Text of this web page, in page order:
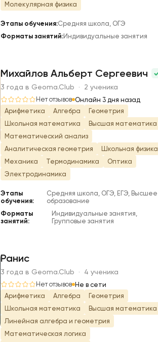
Молекулярная физика
Этапы обучения:Средняя школа, ОГЭ
Форматы занятий:Индивидуальные занятия
Михайлов Альберт Сергеевич
3 года в Geoma.Club · 2 ученика
Нет отзывов Онлайн 3 дня назад
Арифметика
Алгебра
Геометрия
Школьная математика
Высшая математика
Математический анализ
Аналитическая геометрия
Школьная физика
Механика
Термодинамика
Оптика
Электродинамика
Этапы
обучения:
Средняя школа, ОГЭ, ЕГЭ, Высшее
образование
Форматы
занятий:
Индивидуальные занятия,
Групповые занятия
Ранис
3 года в Geoma.Club · 4 ученика
Нет отзывов Не в сети
Арифметика
Алгебра
Геометрия
Школьная математика
Высшая математика
Линейная алгебра и геометрия
Математическая логика